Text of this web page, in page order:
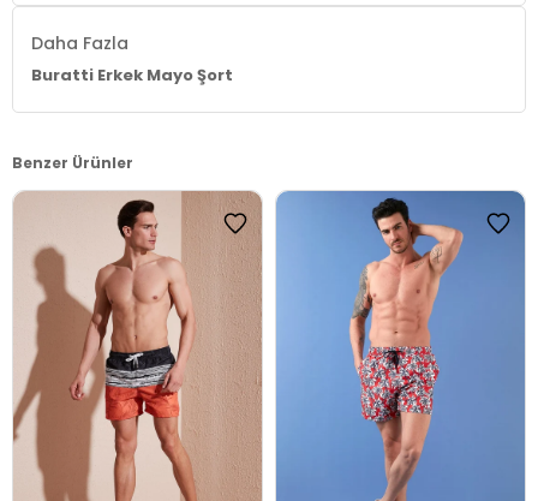
Daha Fazla
Buratti Erkek Mayo Şort
Benzer Ürünler